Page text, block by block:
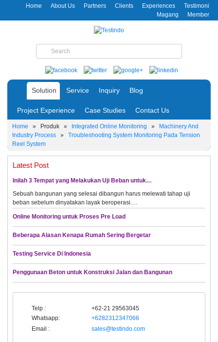
Home About Us Partners Clients Experiences
Testimoni
Magang
Member
Solution Service Inquiry Blog
Project Experience Case Studies Contact Us
Home » Produk » Integrated Online Monitoring » Machinery And
Industry Process » Troubleshooting System Monitoring Pada Tension
Reel System
Latest Post
Inilah 3 Tempat yang Melakukan Uji Beban untuk…
Sebuah bangunan yang selesai dibangun harus melewati tahap uji
beban sebelum dinyatakan layak beroperasi.…
Online Monitoring untuk Proses Pre Load
Beberapa Alasan Kenapa Rumah Sering Bergetar
Testing Service Di Indonesia
Penggunaan Beton untuk Konstruksi Jalan dan Bangunan
Telp :
+62-21 29563045
Whatsapp:
+6282312347066
Email :
sales@testindo.com